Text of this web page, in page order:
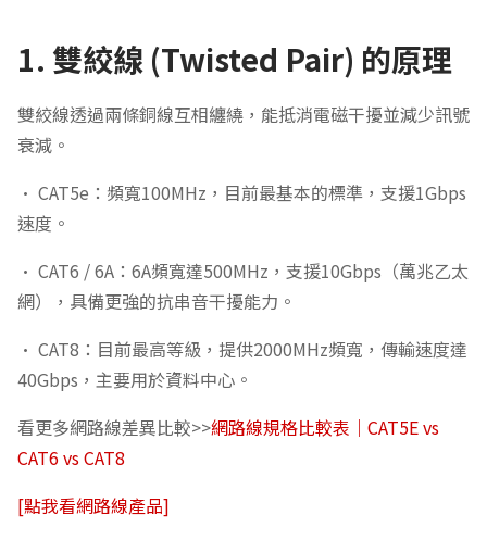
1. 雙絞線 (Twisted Pair) 的原理
雙絞線透過兩條銅線互相纏繞，能抵消電磁干擾並減少訊號
衰減。
• CAT5e：頻寬100MHz，目前最基本的標準，支援1Gbps
速度。
• CAT6 / 6A：6A頻寬達500MHz，支援10Gbps（萬兆乙太
網），具備更強的抗串音干擾能力。
• CAT8：目前最高等級，提供2000MHz頻寬，傳輸速度達
40Gbps，主要用於資料中心。
看更多網路線差異比較>>網路線規格比較表｜CAT5E vs
CAT6 vs CAT8
[點我看網路線產品]